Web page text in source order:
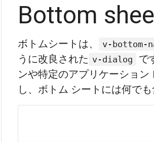
Bottom
ボトムシートは、 v-bottom-
うに改良された v-dialog
で
ンや特定のアプリケーショ
し、ボトム シートには何で